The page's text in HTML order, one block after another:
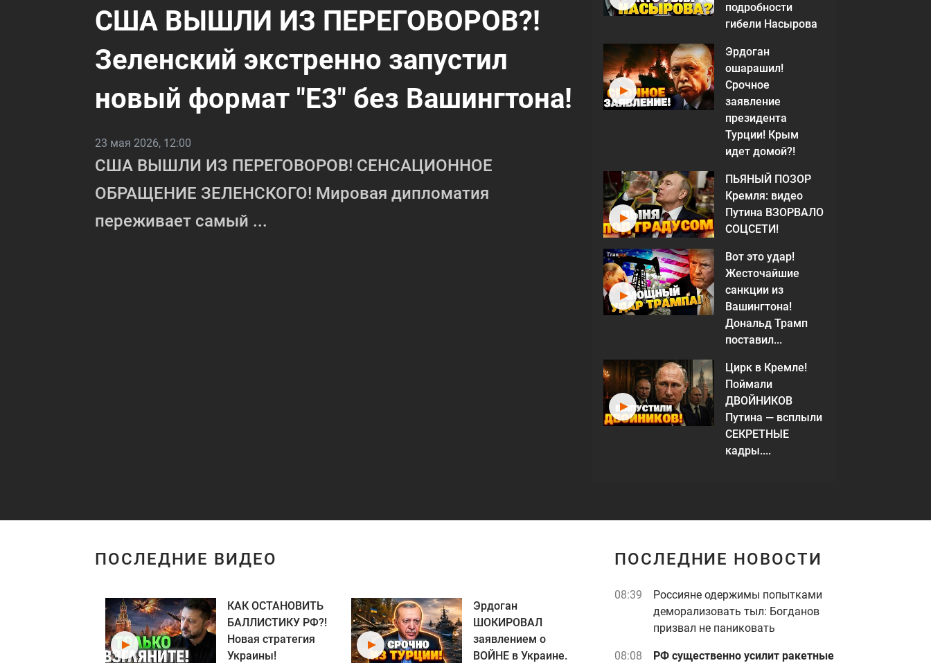
США ВЫШЛИ ИЗ ПЕРЕГОВОРОВ?!
Зеленский экстренно запустил
новый формат "Е3" без Вашингтона!
23 мая 2026, 12:00
США ВЫШЛИ ИЗ ПЕРЕГОВОРОВ! СЕНСАЦИОННОЕ
ОБРАЩЕНИЕ ЗЕЛЕНСКОГО! Мировая дипломатия
переживает самый ...
подробности
гибели Насырова
Эрдоган
ошарашил!
Срочное
заявление
президента
Турции! Крым
идет домой?!
ПЬЯНЫЙ ПОЗОР
Кремля: видео
Путина ВЗОРВАЛО
СОЦСЕТИ!
Вот это удар!
Жесточайшие
санкции из
Вашингтона!
Дональд Трамп
поставил...
Цирк в Кремле!
Поймали
ДВОЙНИКОВ
Путина — всплыли
СЕКРЕТНЫЕ
кадры....
ПОСЛЕДНИЕ ВИДЕО
КАК ОСТАНОВИТЬ
БАЛЛИСТИКУ РФ?!
Новая стратегия
Украины!
Эрдоган
ШОКИРОВАЛ
заявлением о
ВОЙНЕ в Украине.
ПОСЛЕДНИЕ НОВОСТИ
08:39
Россияне одержимы попытками
деморализовать тыл: Богданов
призвал не паниковать
08:08
РФ существенно усилит ракетные